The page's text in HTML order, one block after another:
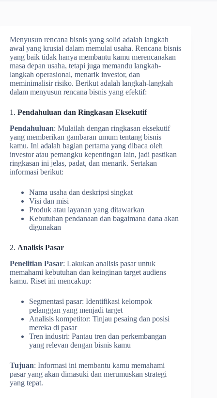
Menyusun rencana bisnis yang solid adalah langkah
awal yang krusial dalam memulai usaha. Rencana bisnis
yang baik tidak hanya membantu kamu merencanakan
masa depan usaha, tetapi juga memandu langkah-
langkah operasional, menarik investor, dan
meminimalisir risiko. Berikut adalah langkah-langkah
dalam menyusun rencana bisnis yang efektif:
1. Pendahuluan dan Ringkasan Eksekutif
Pendahuluan: Mulailah dengan ringkasan eksekutif
yang memberikan gambaran umum tentang bisnis
kamu. Ini adalah bagian pertama yang dibaca oleh
investor atau pemangku kepentingan lain, jadi pastikan
ringkasan ini jelas, padat, dan menarik. Sertakan
informasi berikut:
Nama usaha dan deskripsi singkat
Visi dan misi
Produk atau layanan yang ditawarkan
Kebutuhan pendanaan dan bagaimana dana akan
digunakan
2. Analisis Pasar
Penelitian Pasar: Lakukan analisis pasar untuk
memahami kebutuhan dan keinginan target audiens
kamu. Riset ini mencakup:
Segmentasi pasar: Identifikasi kelompok
pelanggan yang menjadi target
Analisis kompetitor: Tinjau pesaing dan posisi
mereka di pasar
Tren industri: Pantau tren dan perkembangan
yang relevan dengan bisnis kamu
Tujuan: Informasi ini membantu kamu memahami
pasar yang akan dimasuki dan merumuskan strategi
yang tepat.